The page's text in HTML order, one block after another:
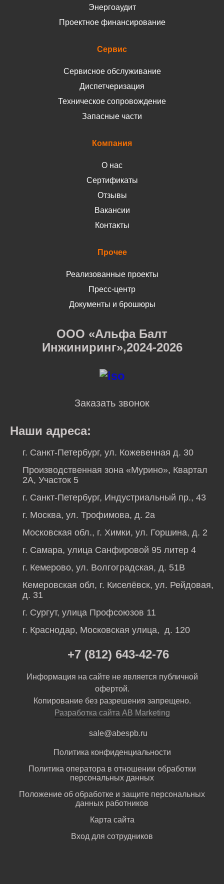
Энергоаудит
Проектное финансирование
Сервис
Сервисное обслуживание
Диспетчеризация
Техническое сопровождение
Запасные части
Компания
О нас
Сертификаты
Отзывы
Вакансии
Контакты
Прочее
Реализованные проекты
Пресс-центр
Документы и брошюры
ООО «Альфа Балт
Инжиниринг»,2024-2026
Заказать звонок
Наши адреса:
г. Санкт-Петербург, ул. Кожевенная д. 30
Производственная зона «Мурино», Квартал
2А, Участок 5
г. Санкт-Петербург, Индустриальный пр., 43
г. Москва, ул. Трофимова, д. 2а
Московская обл., г. Химки, ул. Горшина, д. 2
г. Самара, улица Санфировой 95 литер 4
г. Кемерово, ул. Волгоградская, д. 51В
Кемеровская обл, г. Киселёвск, ул. Рейдовая,
д. 31
г. Сургут, улица Профсоюзов 11
г. Краснодар, Московская улица, д. 120
+7 (812) 643-42-76
Информация на сайте не является публичной
офертой.
Копирование без разрешения запрещено.
Разработка сайта AB Marketing
sale@abespb.ru
Политика конфиденциальности
Политика оператора в отношении обработки
персональных данных
Положение об обработке и защите персональных
данных работников
Карта сайта
Вход для сотрудников